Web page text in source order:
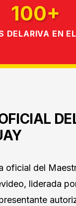
100+
DELARIVA EN
oficial del
liderada